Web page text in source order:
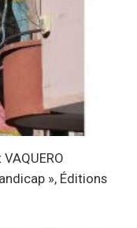
», Éditions